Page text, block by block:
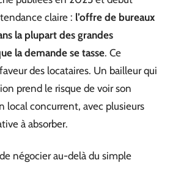
claire : l’offre de bureaux
la plupart des grandes
la demande se tasse. Ce
des locataires. Un bailleur qui
prend le risque de voir son
local concurrent, avec plusieurs
à absorber.
négocier au-delà du simple